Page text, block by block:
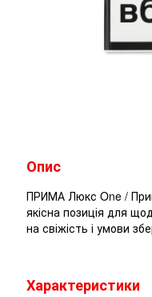
Опис
ПРИМА Люкс One /
якісна позиція для
на свіжість і умови
Характеристики